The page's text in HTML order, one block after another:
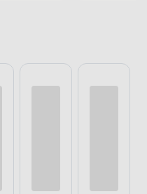
Cena online